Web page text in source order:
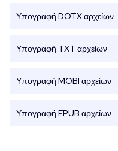
Υπογραφή DOTX αρχείων
Υπογραφή TXT αρχείων
Υπογραφή MOBI αρχείων
Υπογραφή EPUB αρχείων